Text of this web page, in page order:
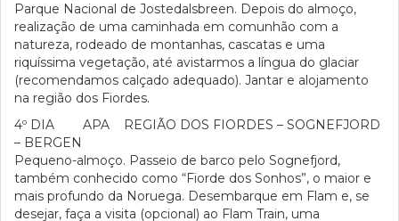
Parque Nacional de Jostedalsbreen. Depois do almoço,
realização de uma caminhada em comunhão com a
natureza, rodeado de montanhas, cascatas e uma
riquíssima vegetação, até avistarmos a língua do glaciar
(recomendamos calçado adequado). Jantar e alojamento
na região dos Fiordes.
4º DIA APA REGIÃO DOS FIORDES – SOGNEFJORD
– BERGEN
Pequeno-almoço. Passeio de barco pelo Sognefjord,
também conhecido como “Fiorde dos Sonhos”, o maior e
mais profundo da Noruega. Desembarque em Flam e, se
desejar, faça a visita (opcional) ao Flam Train, uma